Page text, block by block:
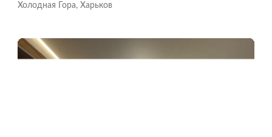
Холодная Гора, Харьков